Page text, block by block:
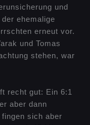
und
ehemalige
erneut vor.
und Tomas
stehen, war
recht gut: Ein 6:1
aber dann
sich aber